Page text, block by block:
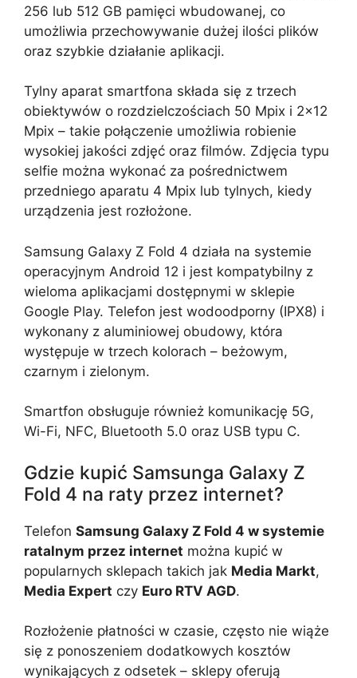
256 lub 512 GB pamięci wbudowanej, co
umożliwia przechowywanie dużej ilości plików
oraz szybkie działanie aplikacji.
Tylny aparat smartfona składa się z trzech
obiektywów o rozdzielczościach 50 Mpix i 2×12
Mpix – takie połączenie umożliwia robienie
wysokiej jakości zdjęć oraz filmów. Zdjęcia typu
selfie można wykonać za pośrednictwem
przedniego aparatu 4 Mpix lub tylnych, kiedy
urządzenia jest rozłożone.
Samsung Galaxy Z Fold 4 działa na systemie
operacyjnym Android 12 i jest kompatybilny z
wieloma aplikacjami dostępnymi w sklepie
Google Play. Telefon jest wodoodporny (IPX8) i
wykonany z aluminiowej obudowy, która
występuje w trzech kolorach – beżowym,
czarnym i zielonym.
Smartfon obsługuje również komunikację 5G,
Wi-Fi, NFC, Bluetooth 5.0 oraz USB typu C.
Gdzie kupić Samsunga Galaxy Z
Fold 4 na raty przez internet?
Telefon Samsung Galaxy Z Fold 4 w systemie
ratalnym przez internet można kupić w
popularnych sklepach takich jak Media Markt,
Media Expert czy Euro RTV AGD.
Rozłożenie płatności w czasie, często nie wiąże
się z ponoszeniem dodatkowych kosztów
wynikających z odsetek – sklepy oferują